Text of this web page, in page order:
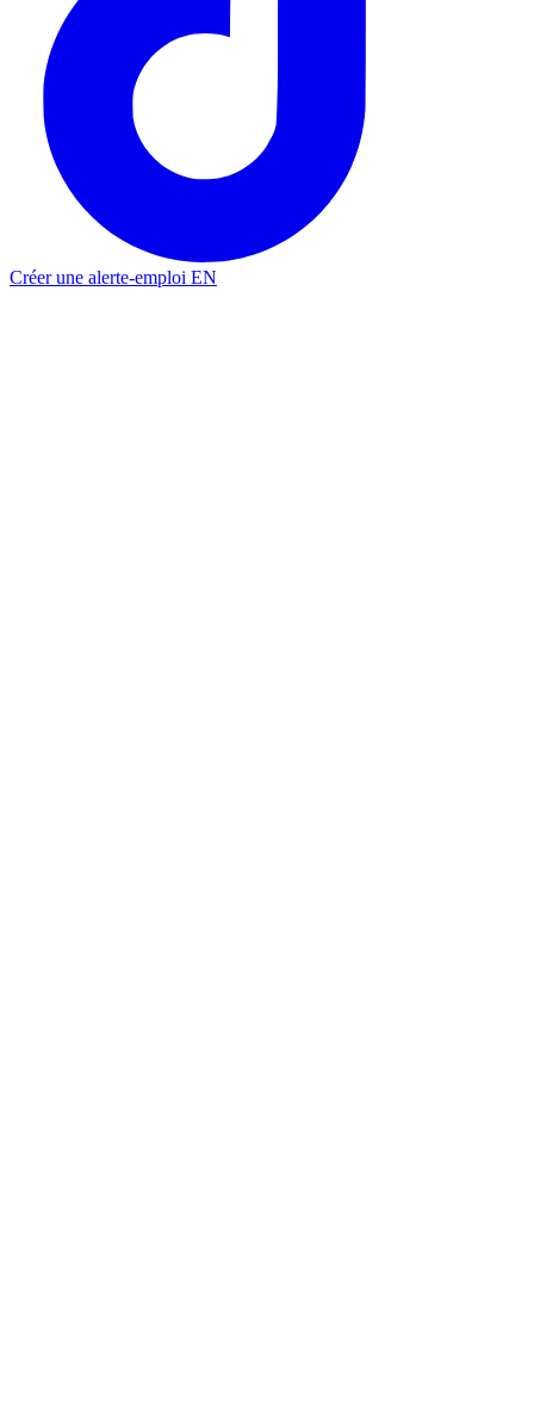
Créer une alerte-emploi EN